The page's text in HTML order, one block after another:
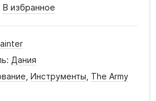
Дания
Инструменты The Army